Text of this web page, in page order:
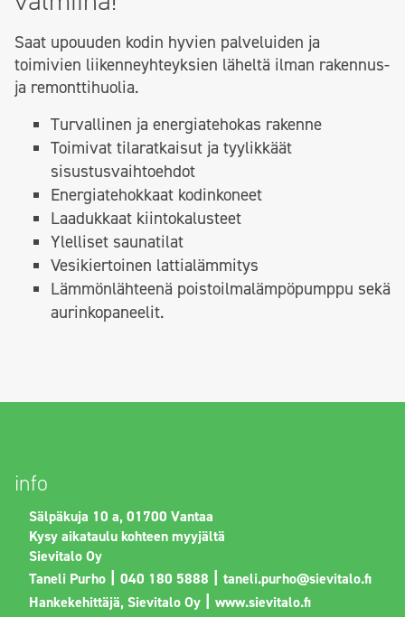
Saat upouuden kodin hyvien palveluiden ja
toimivien liikenneyhteyksien läheltä ilman rakennus-
ja remonttihuolia.
Turvallinen ja energiatehokas rakenne
Toimivat tilaratkaisut ja tyylikkäät
sisustusvaihtoehdot
Energiatehokkaat kodinkoneet
Laadukkaat kiintokalusteet
Ylelliset saunatilat
Vesikiertoinen lattialämmitys
Lämmönlähteenä poistoilmalämpöpumppu sekä
aurinkopaneelit.
info
Sälpäkuja 10 a, 01700 Vantaa
Kysy aikataulu kohteen myyjältä
Sievitalo Oy
Taneli Purho | 040 180 5888 | taneli.purho@sievitalo.fi
Hankekehittäjä, Sievitalo Oy | www.sievitalo.fi